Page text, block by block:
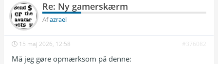
Re: Ny gamerskærm
Afazrael
15 maj 2026, 12:58 #376082
Må jeg gøre opmærksom på denne: